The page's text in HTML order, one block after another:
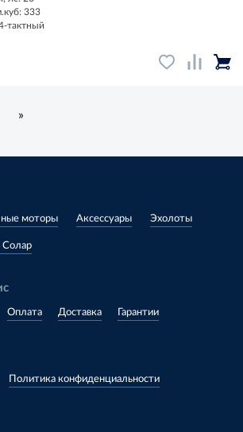
333
тактный
»
моторы Аксессуары Эхолоты
Солар
Оплата Доставка Гарантии
Политика конфиденциальности